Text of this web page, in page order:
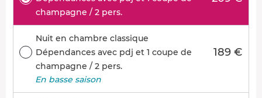
champagne / 2 pers.
Nuit en chambre classique
Dépendances avec pdj et 1 coupe de
champagne / 2 pers.
189 €
En basse saison